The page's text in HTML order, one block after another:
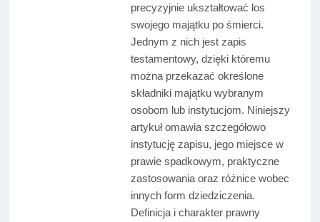
precyzyjnie ukształtować los
swojego majątku po śmierci.
Jednym z nich jest zapis
testamentowy, dzięki któremu
można przekazać określone
składniki majątku wybranym
osobom lub instytucjom. Niniejszy
artykuł omawia szczegółowo
instytucję zapisu, jego miejsce w
prawie spadkowym, praktyczne
zastosowania oraz różnice wobec
innych form dziedziczenia.
Definicja i charakter prawny